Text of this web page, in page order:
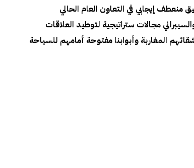
منعطف إيجابي في التعاون العام الحالي
مجالات ستراتيجية لتوطيد العلاقات
المغاربة وأبوابنا مفتوحة أمامهم للسياحة